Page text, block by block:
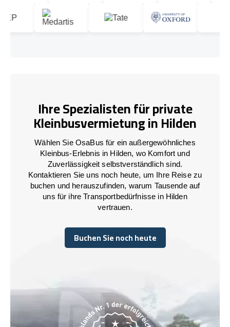
Ihre Spezialisten für private
Kleinbusvermietung in Hilden
Wählen Sie OsaBus für ein außergewöhnliches
Kleinbus-Erlebnis in Hilden, wo Komfort und
Zuverlässigkeit selbstverständlich sind.
Kontaktieren Sie uns noch heute, um Ihre Reise zu
buchen und herauszufinden, warum Tausende auf
uns für ihre Transportbedürfnisse in Hilden
vertrauen.
Buchen Sie noch heute
Buchen Sie noch heute